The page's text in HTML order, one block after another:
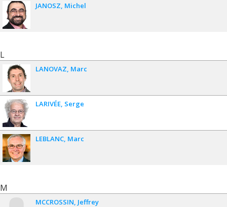
JANOSZ Michel
L
LANOVAZ Marc
LARIVÉE Serge
LEBLANC Marc
M
MCCROSSIN Jeffrey